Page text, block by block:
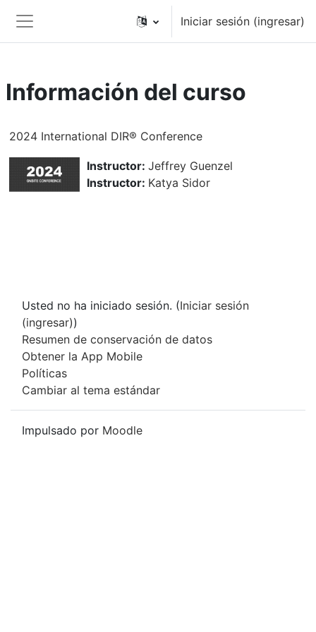
Pánel lateral
Iniciar sesión (ingresar)
Información del curso
2024 International DIR® Conference
Instructor: Jeffrey Guenzel
Instructor: Katya Sidor
Usted no ha iniciado sesión. (Iniciar sesión
(ingresar))
Resumen de conservación de datos
Obtener la App Mobile
Políticas
Cambiar al tema estándar
Impulsado por Moodle